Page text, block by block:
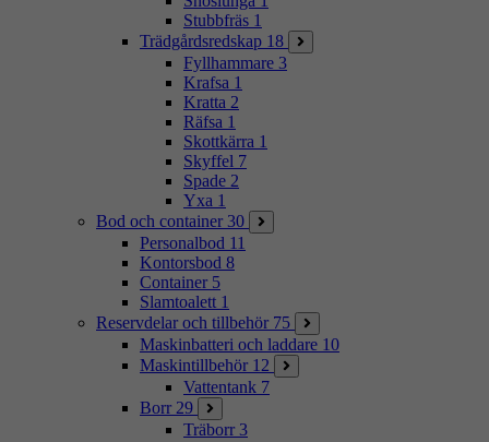
Stubbfräs 1
Trädgårdsredskap 18
Fyllhammare 3
Krafsa 1
Kratta 2
Räfsa 1
Skottkärra 1
Skyffel 7
Spade 2
Yxa 1
Bod och container 30
Personalbod 11
Kontorsbod 8
Container 5
Slamtoalett 1
Reservdelar och tillbehör 75
Maskinbatteri och laddare 10
Maskintillbehör 12
Vattentank 7
Borr 29
Träborr 3